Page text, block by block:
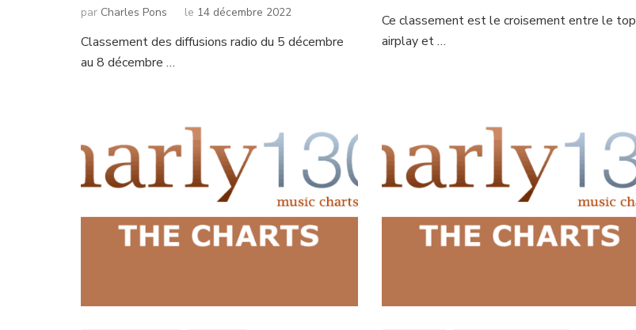
par Charles Pons le 14 décembre 2022
Classement des diffusions radio du 5 décembre
au 8 décembre …
Ce classement est le croisement entre le top
airplay et …